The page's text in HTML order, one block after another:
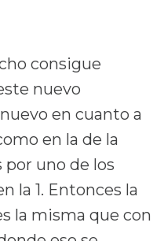
consigue
nuevo
en cuanto a
en la de la
por uno de los
la 1. Entonces la
la misma que con